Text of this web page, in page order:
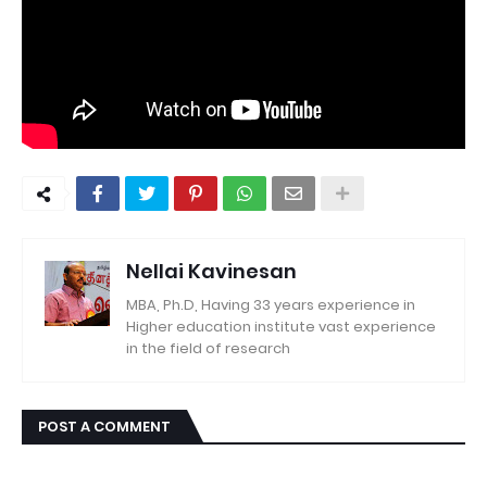
Nellai Kavinesan
MBA, Ph.D, Having 33 years experience in
Higher education institute vast experience
in the field of research
POST A COMMENT